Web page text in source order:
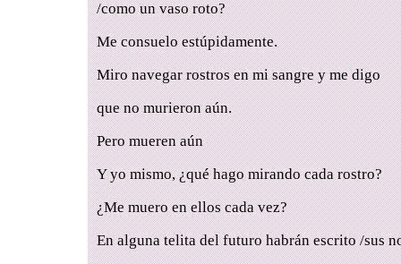
/como un vaso roto?
Me consuelo estúpidamente.
Miro navegar rostros en mi sangre y me digo
que no murieron aún.
Pero mueren aún
Y yo mismo, ¿qué hago mirando cada rostro?
¿Me muero en ellos cada vez?
En alguna telita del futuro habrán escrito /sus